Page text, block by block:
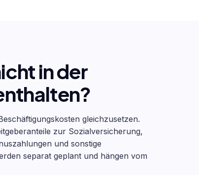
in der
gleichzusetzen.
zur Sozialversicherung,
und sonstige
separat geplant und hängen vom